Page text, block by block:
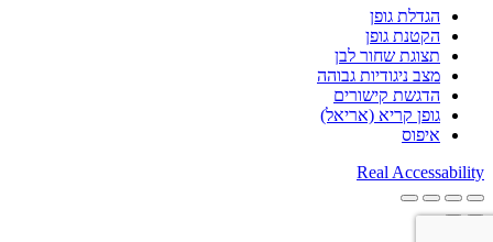
הגדלת גופן
הקטנת גופן
תצוגת שחור לבן
מצב ניגודיות גבוהה
הדגשת קישורים
גופן קריא (אריאל)
איפוס
Real Accessability